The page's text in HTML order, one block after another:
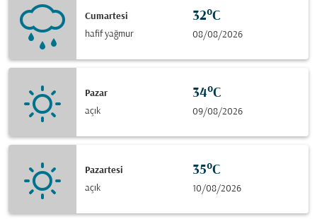
Cumartesi
hafif yağmur
32°C
08/08/2026
Pazar
açık
34°C
09/08/2026
Pazartesi
açık
35°C
10/08/2026